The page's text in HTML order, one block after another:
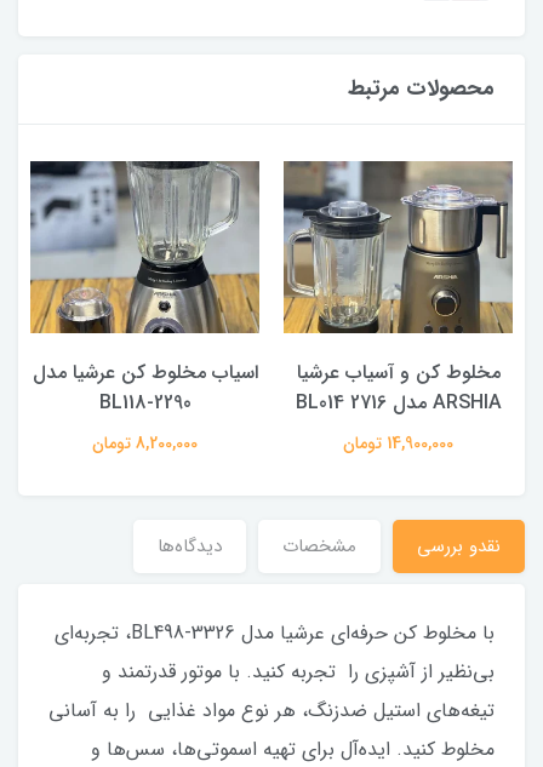
محصولات مرتبط
مخلوط کن و آسیاب عرشیا
ARSHIA مدل BL014 2716
14,900,000 تومان
اسیاب مخلوط کن عرشیا مدل
BL118-2290
8,200,000 تومان
نقدو بررسی مشخصات دیدگاه‌ها
با مخلوط کن حرفه‌ای عرشیا مدل BL498-3326، تجربه‌ای
بی‌نظیر از آشپزی را تجربه کنید. با موتور قدرتمند و
تیغه‌های استیل ضدزنگ، هر نوع مواد غذایی را به آسانی
مخلوط کنید. ایده‌آل برای تهیه اسموتی‌ها، سس‌ها و